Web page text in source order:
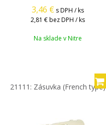
3,46 € s DPH / ks
2,81 € bez DPH / ks
Na sklade v Nitre
21111: Zásuvka (French type)